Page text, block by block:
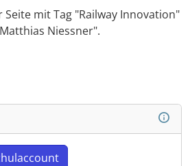
Seite mit Tag "Railway Innovation"
Niessner".